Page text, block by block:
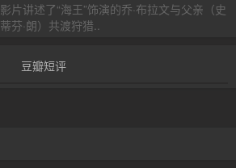
影片讲述了“海王”饰演的乔·布拉文与父亲（史
蒂芬·朗）共渡狩猎..
豆瓣短评